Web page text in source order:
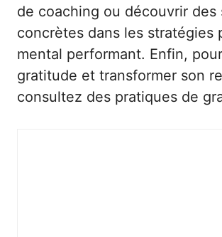
de coaching ou découvrir des
concrètes dans les stratégies
mental performant. Enfin,
gratitude et transformer son
consultez des pratiques de